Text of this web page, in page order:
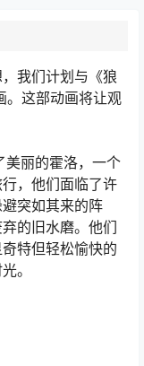
我们计划与《狼
。这部动画将让观
美丽的霍洛，一个
，他们面临了许
突如其来的阵
的旧水磨。他们
特但轻松愉快的
。